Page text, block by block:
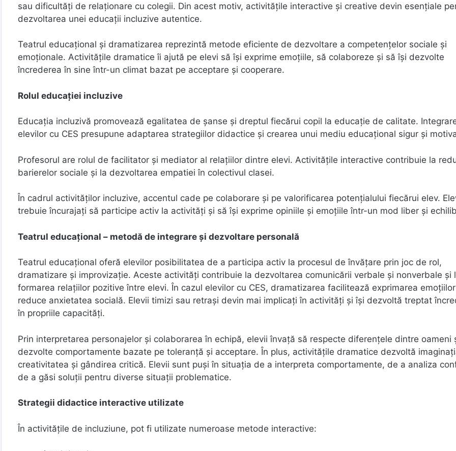
sau dificultăți de relaționare cu colegii. Din acest motiv, activitățile interactive și creative devin esențiale
dezvoltarea unei educații incluzive autentice.
Teatrul educațional și dramatizarea reprezintă metode eficiente de dezvoltare a competențelor sociale și
emoționale. Activitățile dramatice îi ajută pe elevi să își exprime emoțiile, să colaboreze și să își dezvolte
încrederea în sine într-un climat bazat pe acceptare și cooperare.
Rolul educației incluzive
Educația incluzivă promovează egalitatea de șanse și dreptul fiecărui copil la educație de calitate.
elevilor cu CES presupune adaptarea strategiilor didactice și crearea unui mediu educațional sigur și
Profesorul are rolul de facilitator și mediator al relațiilor dintre elevi. Activitățile interactive contribuie la
barierelor sociale și la dezvoltarea empatiei în colectivul clasei.
În cadrul activităților incluzive, accentul cade pe colaborare și pe valorificarea potențialului fiecărui elev.
trebuie încurajați să participe activ la activități și să își exprime opiniile și emoțiile într-un mod liber și
Teatrul educațional – metodă de integrare și dezvoltare personală
Teatrul educațional oferă elevilor posibilitatea de a participa activ la procesul de învățare prin joc de rol,
dramatizare și improvizație. Aceste activități contribuie la dezvoltarea comunicării verbale și nonverbale și
formarea relațiilor pozitive între elevi. În cazul elevilor cu CES, dramatizarea facilitează exprimarea
reduce anxietatea socială. Elevii timizi sau retrași devin mai implicați în activități și își dezvoltă treptat
în propriile capacități.
Prin interpretarea personajelor și colaborarea în echipă, elevii învață să respecte diferențele dintre oameni
dezvolte comportamente bazate pe toleranță și acceptare. În plus, activitățile dramatice dezvoltă
creativitatea și gândirea critică. Elevii sunt puși în situația de a interpreta comportamente, de a analiza
de a găsi soluții pentru diverse situații problematice.
Strategii didactice interactive utilizate
În activitățile de incluziune, pot fi utilizate numeroase metode interactive: